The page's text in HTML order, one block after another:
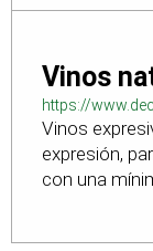
Vinos
https://
Vinos
expresión,
con una